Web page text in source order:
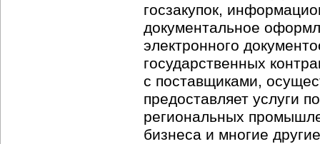
госзакупок,
документальное
электронного
государственных
с поставщиками,
предоставляет услуги
региональных
бизнеса и многие